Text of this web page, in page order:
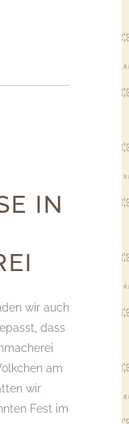
IN
wir auch
dass
am
wir
Fest im